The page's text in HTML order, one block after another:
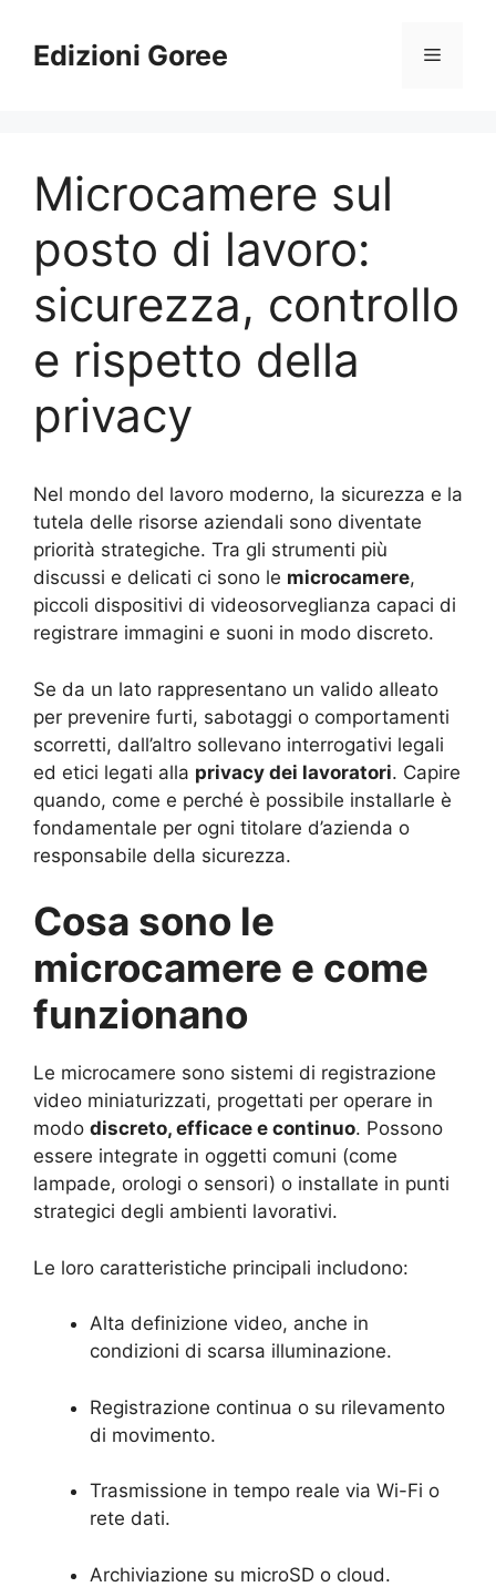
contenuto
Edizioni Goree Menu
Microcamere sul
posto di lavoro:
sicurezza, controllo
e rispetto della
privacy
Nel mondo del lavoro moderno, la sicurezza e la
tutela delle risorse aziendali sono diventate
priorità strategiche. Tra gli strumenti più
discussi e delicati ci sono le microcamere,
piccoli dispositivi di videosorveglianza capaci di
registrare immagini e suoni in modo discreto.
Se da un lato rappresentano un valido alleato
per prevenire furti, sabotaggi o comportamenti
scorretti, dall’altro sollevano interrogativi legali
ed etici legati alla privacy dei lavoratori. Capire
quando, come e perché è possibile installarle è
fondamentale per ogni titolare d’azienda o
responsabile della sicurezza.
Cosa sono le
microcamere e come
funzionano
Le microcamere sono sistemi di registrazione
video miniaturizzati, progettati per operare in
modo discreto, efficace e continuo. Possono
essere integrate in oggetti comuni (come
lampade, orologi o sensori) o installate in punti
strategici degli ambienti lavorativi.
Le loro caratteristiche principali includono:
Alta definizione video, anche in
condizioni di scarsa illuminazione.
Registrazione continua o su rilevamento
di movimento.
Trasmissione in tempo reale via Wi-Fi o
rete dati.
Archiviazione su microSD o cloud.